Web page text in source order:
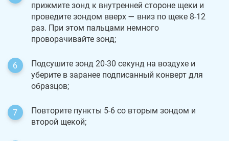
прижмите зонд к внутренней стороне щеки и
проведите зондом вверх — вниз по щеке 8-12
раз. При этом пальцами немного
проворачивайте зонд;
Подсушите зонд 20-30 секунд на воздухе и
уберите в заранее подписанный конверт для
образцов;
Повторите пункты 5-6 со вторым зондом и
второй щекой;